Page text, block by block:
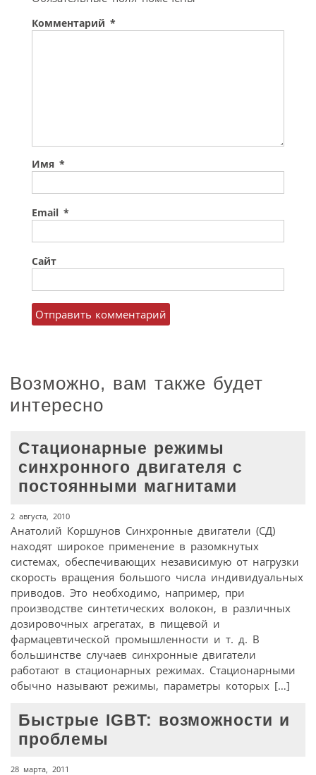
Комментарий *
Имя *
Email *
Сайт
Возможно, вам также будет
интересно
Стационарные режимы
синхронного двигателя с
постоянными магнитами
2 августа, 2010
Анатолий Коршунов Синхронные двигатели (СД)
находят широкое применение в разомкнутых
системах, обеспечивающих независимую от нагрузки
скорость вращения большого числа индивидуальных
приводов. Это необходимо, например, при
производстве синтетических волокон, в различных
дозировочных агрегатах, в пищевой и
фармацевтической промышленности и т. д. В
большинстве случаев синхронные двигатели
работают в стационарных режимах. Стационарными
обычно называют режимы, параметры которых […]
Быстрые IGBT: возможности и
проблемы
28 марта, 2011